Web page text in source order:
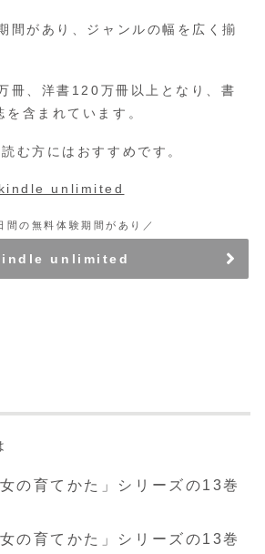
間があり、ジャンルの幅を広く揃
冊、洋書120万冊以上となり、書
含まれています。
む方にはおすすめです。
kindle unlimited
間の無料体験期間があり／
unlimited
の育てかた」シリーズの13巻
の育てかた」シリーズの13巻